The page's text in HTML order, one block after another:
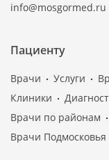
info@mosgormed.ru
Пациенту
Врачи Услуги
Клиники
Врачи по районам
Врачи Подмосковья